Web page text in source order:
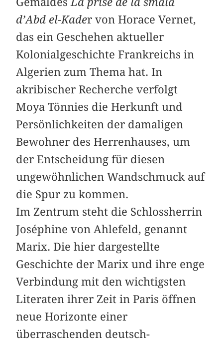
d’Abd el-Kader von Horace Vernet,
das ein Geschehen aktueller
Kolonialgeschichte Frankreichs in
Algerien zum Thema hat. In
akribischer Recherche verfolgt
Moya Tönnies die Herkunft und
Persönlichkeiten der damaligen
Bewohner des Herrenhauses, um
der Entscheidung für diesen
ungewöhnlichen Wandschmuck auf
die Spur zu kommen.
Im Zentrum steht die Schlossherrin
Joséphine von Ahlefeld, genannt
Marix. Die hier dargestellte
Geschichte der Marix und ihre enge
Verbindung mit den wichtigsten
Literaten ihrer Zeit in Paris öffnen
neue Horizonte einer
überraschenden deutsch-